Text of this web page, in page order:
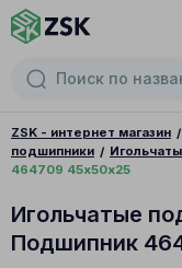
ZSK - интернет магазин
подшипники
464709 45х50х25
Игольчатые
Подшипник